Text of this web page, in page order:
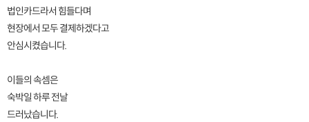
법인카드라서 힘들다며
현장에서 모두 결제하겠다고
안심시켰습니다.
이들의 속셈은
숙박일 하루 전날
드러났습니다.